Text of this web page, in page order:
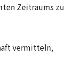
Zeitraums zu
vermitteln,